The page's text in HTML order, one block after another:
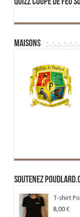
Quizz Coupe de Feu
Maisons
Soutenez
T-shirt
8,00 €